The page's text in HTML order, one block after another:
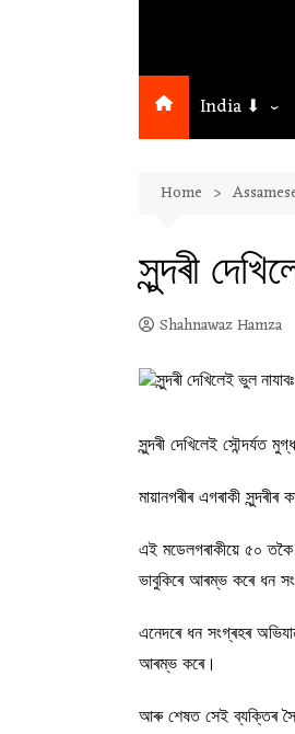
India ⬇
Guwahati
Home
সুন্দৰী
Shahnawaz Hamza
সুন্দৰী দেখিলেই সৌন্দৰ্যত
মায়ানগৰীৰ এগৰাকী
এই মডেলগৰাকীয়ে ৫০
ভাবুকিৰে আৰম্ভ কৰে ধন
এনেদৰে ধন সংগ্ৰহৰ
আৰম্ভ কৰে।
আৰু শেষত সেই ব্যক্তিৰ